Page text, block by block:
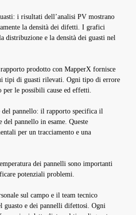
i risultati dell’analisi PV mostrano
la densità dei difetti. I grafici
distribuzione e la densità dei guasti nel
prodotto con MapperX fornisce
tipi di guasti rilevati. Ogni tipo di errore
per le possibili cause ed effetti.
pannello: il rapporto specifica il
pannello in esame. Queste
per un tracciamento e una
dei pannelli sono importanti
potenziali problemi.
sul campo e il team tecnico
guasto e dei pannelli difettosi. Ogni